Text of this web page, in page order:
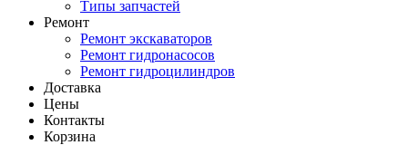
Типы запчастей
Ремонт
Ремонт экскаваторов
Ремонт гидронасосов
Ремонт гидроцилиндров
Доставка
Цены
Контакты
Корзина